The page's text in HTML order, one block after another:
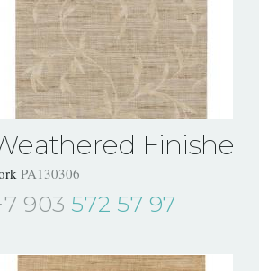
Finishes
PA130306
903 572 57 97